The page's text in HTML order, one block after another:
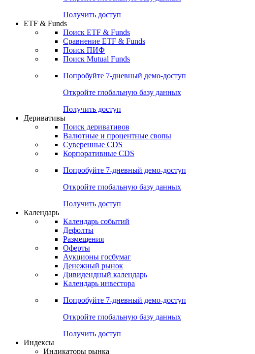
Попробуйте7-дневный
Откройте глобальную базу данных
Получить доступ
ETF & Funds
Поиск ETF & Funds
Сравнение ETF & Funds
Поиск ПИФ
Поиск Mutual Funds
Попробуйте7-дневный
Откройте глобальную базу данных
Получить доступ
Деривативы
Поиск деривативов
Валютные и процентные свопы
Суверенные CDS
Корпоративные CDS
Попробуйте7-дневный
Откройте глобальную базу данных
Получить доступ
Календарь
Календарь событий
Дефолты
Размещения
Оферты
Аукционы госбумаг
Денежный рынок
Дивидендный календарь
Календарь инвестора
Попробуйте7-дневный